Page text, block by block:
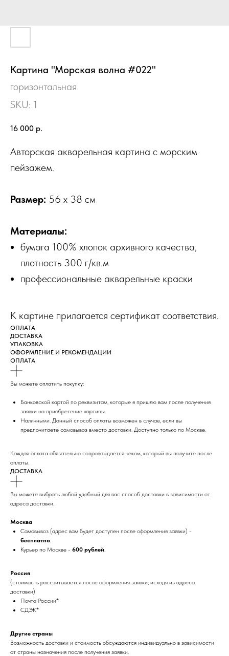
Картина "Морская волна #022"
горизонтальная
SKU: 1
16 000 р.
Авторская акварельная картина с морским
пейзажем.
Размер: 56 х 38 см
Материалы:
бумага 100% хлопок архивного качества,
плотность 300 г/кв.м
профессиональные акварельные краски
К картине прилагается сертификат соответствия.
ОПЛАТА
ДОСТАВКА
УПАКОВКА
ОФОРМЛЕНИЕ И РЕКОМЕНДАЦИИ
ОПЛАТА
Вы можете оплатить покупку:
Банковской картой по реквизитам, которые я пришлю вам после получения
заявки на приобретение картины.
Наличными. Данный способ оплаты возможен в случае, если вы
предпочитаете самовывоз вместо доставки. Доступно только по Москве.
Каждая оплата обязательно сопровождается чеком, который вы получите после
оплаты.
ДОСТАВКА
Вы можете выбрать любой удобный для вас способ доставки в зависимости от
адреса доставки.
Москва
Самовывоз (адрес вам будет доступен после оформления заявки) -
бесплатно.
Курьер по Москве - 600 рублей.
Россия
(стоимость рассчитывается после оформления заявки, исходя из адреса
доставки)
Почта России*
СДЭК*
Другие страны
Возможность доставки и стоимость обсуждаются индивидуально в зависимости
от страны назначения после получения заявки.